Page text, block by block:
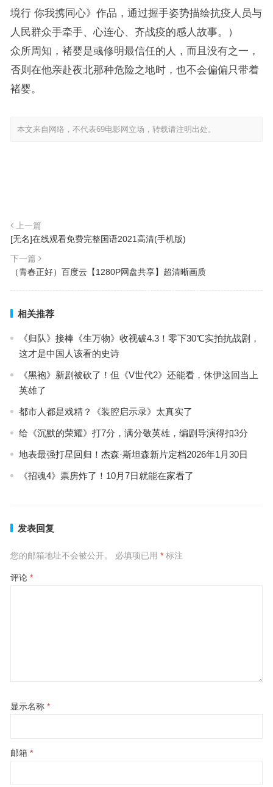
境行 你我携同心》作品，通过握手姿势描绘抗疫人员与
人民群众手牵手、心连心、齐战疫的感人故事。）
众所周知，褚婴是彧修明最信任的人，而且没有之一，
否则在他亲赴夜北那种危险之地时，也不会偏偏只带着
褚婴。
本文来自网络，不代表69电影网立场，转载请注明出处。
上一篇
[无名]在线观看免费完整国语2021高清(手机版)
下一篇
（青春正好）百度云【1280P网盘共享】超清晰画质
相关推荐
《归队》接棒《生万物》收视破4.3！零下30℃实拍抗战剧，
这才是中国人该看的史诗
《黑袍》新剧被砍了！但《V世代2》还能看，休伊这回当上
英雄了
都市人都是戏精？《装腔启示录》太真实了
给《沉默的荣耀》打7分，满分敬英雄，编剧导演得扣3分
地表最强打星回归！杰森·斯坦森新片定档2026年1月30日
《招魂4》票房炸了！10月7日就能在家看了
发表回复
您的邮箱地址不会被公开。 必填项已用 *标注
评论 *
显示名称 *
邮箱 *